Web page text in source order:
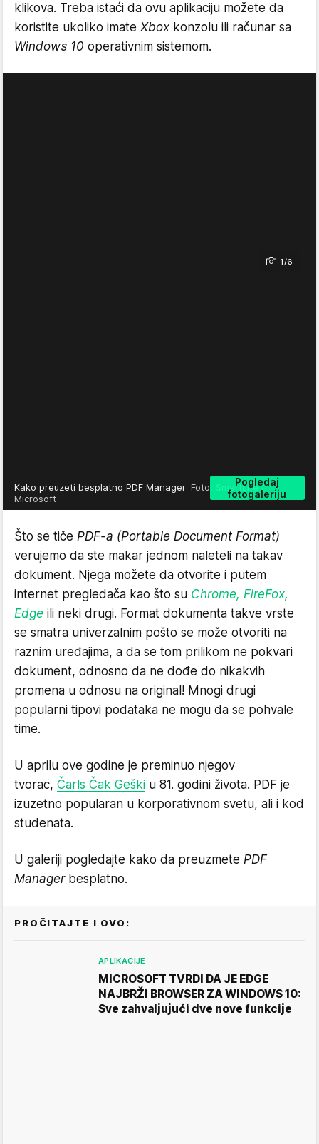
klikova. Treba istaći da ovu aplikaciju možete da
koristite ukoliko imate Xbox konzolu ili računar sa
Windows 10 operativnim sistemom.
1/6
Pogledaj
fotogaleriju
Kako preuzeti besplatno PDF Manager Foto: SmartLife /
Microsoft
Što se tiče PDF-a (Portable Document Format)
verujemo da ste makar jednom naleteli na takav
dokument. Njega možete da otvorite i putem
internet pregledača kao što su Chrome, FireFox,
Edge ili neki drugi. Format dokumenta takve vrste
se smatra univerzalnim pošto se može otvoriti na
raznim uređajima, a da se tom prilikom ne pokvari
dokument, odnosno da ne dođe do nikakvih
promena u odnosu na original! Mnogi drugi
popularni tipovi podataka ne mogu da se pohvale
time.
U aprilu ove godine je preminuo njegov
tvorac, Čarls Čak Geški u 81. godini života. PDF je
izuzetno popularan u korporativnom svetu, ali i kod
studenata.
U galeriji pogledajte kako da preuzmete PDF
Managerbesplatno.
PROČITAJTE I OVO:
APLIKACIJE
MICROSOFT TVRDI DA JE EDGE
NAJBRŽI BROWSER ZA WINDOWS 10:
Sve zahvaljujući dve nove funkcije